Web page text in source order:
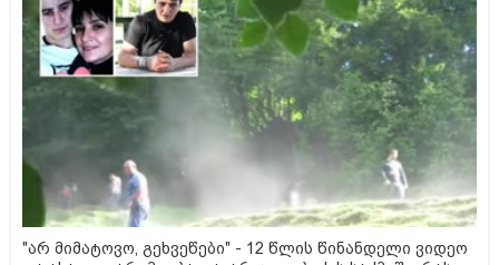
"არ მიმატოვო, გეხვეწები" - 12 წლის წინანდელი ვიდეო